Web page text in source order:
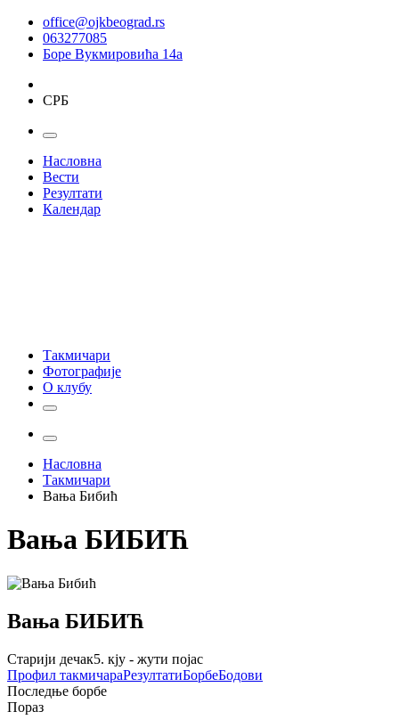
office@ojkbeograd.rs
063277085
Боре Вукмировића 14а
СРБ
Насловна
Вести
Резултати
Календар
Такмичари
Фотографије
О клубу
Насловна
Такмичари
Вања Бибић
Вања БИБИЋ
Вања БИБИЋ
Старији дечак5. кју - жути појас
Профил такмичараРезултатиБорбеБодови
Последње борбе
Пораз